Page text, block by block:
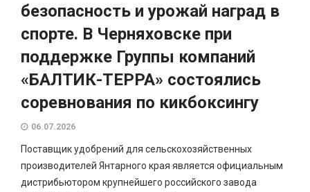
безопасность и урожай наград в
спорте. В Черняховске при
поддержке Группы компаний
«БАЛТИК-ТЕРРА» состоялись
соревнования по кикбоксингу
06.07.2026
Поставщик удобрений для сельскохозяйственных
производителей Янтарного края является официальным
дистрибьютором крупнейшего российского завода